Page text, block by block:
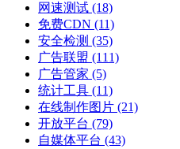
网速测试 (18)
免费CDN (11)
安全检测 (35)
广告联盟 (111)
广告管家 (5)
统计工具 (11)
在线制作图片 (21)
开放平台 (79)
自媒体平台 (43)